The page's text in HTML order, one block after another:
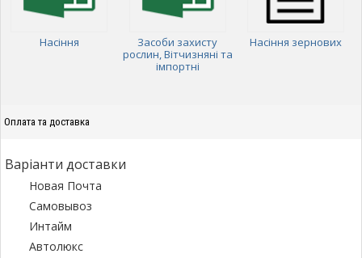
Насіння
Засоби захисту
рослин, Вітчизняні та
імпортні
Насіння зернових
Оплата та доставка
Варіанти доставки
Новая Почта
Самовывоз
Интайм
Автолюкс